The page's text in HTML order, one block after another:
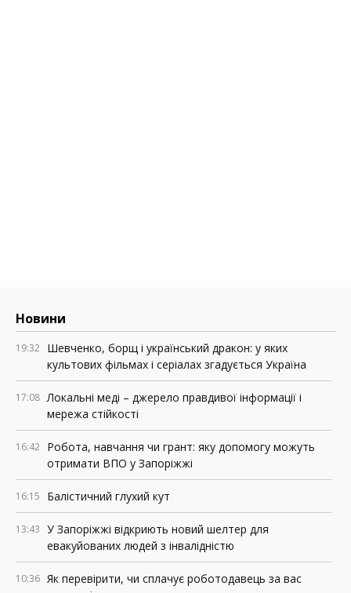
Новини
19:32 Шевченко, борщ і український дракон: у яких
культових фільмах і серіалах згадується Україна
17:08 Локальні меді – джерело правдивої інформації і
мережа стійкості
16:42 Робота, навчання чи грант: яку допомогу можуть
отримати ВПО у Запоріжжі
16:15 Балістичний глухий кут
13:43 У Запоріжжі відкриють новий шелтер для
евакуйованих людей з інвалідністю
10:36 Як перевірити, чи сплачує роботодавець за вас